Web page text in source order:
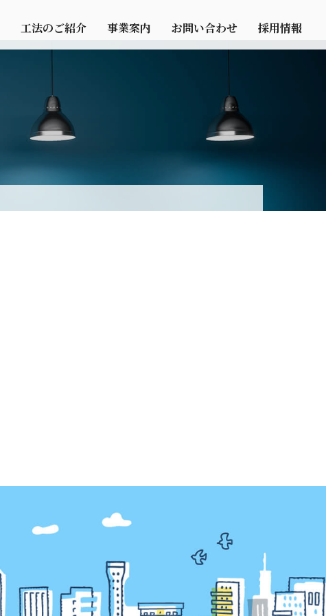
工法のご紹介 事業案内 お問い合わせ 採用情報